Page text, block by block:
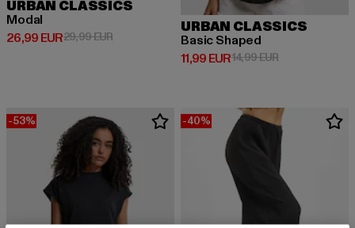
URBAN CLASSICS
Modal
26,99 EUR
Derzeitiger Preis: 26,99 EUR
29,99 EURAktionspreis: 29,99 EUR
URBAN CLASSICS
Basic Shaped
11,99 EUR
Derzeitiger Preis: 11,99 EUR
14,99 EURAktionspreis:
-53% -40%